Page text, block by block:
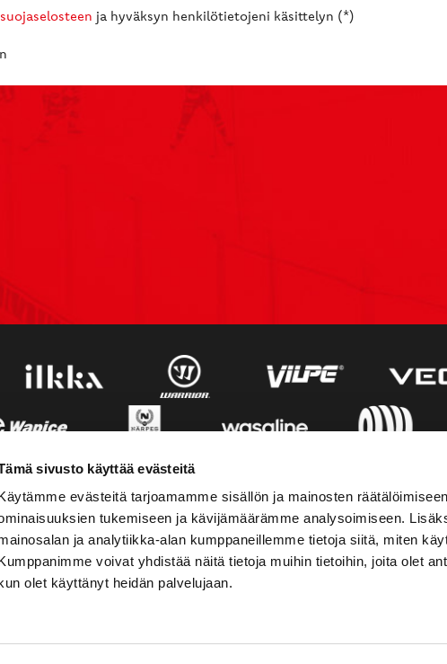
sivusto käyttää evästeitä
evästeitä tarjoamamme sisällön ja mainosten
tukemiseen ja kävijämäärämme analysoimiseen.
ja analytiikka-alan kumppaneillemme tietoja siitä, miten
voivat yhdistää näitä tietoja muihin tietoihin, joita olet
olet käyttänyt heidän palvelujaan.
ja hyväksyn henkilötietojeni käsittelyn (*)
YHTEYSTIEDOT